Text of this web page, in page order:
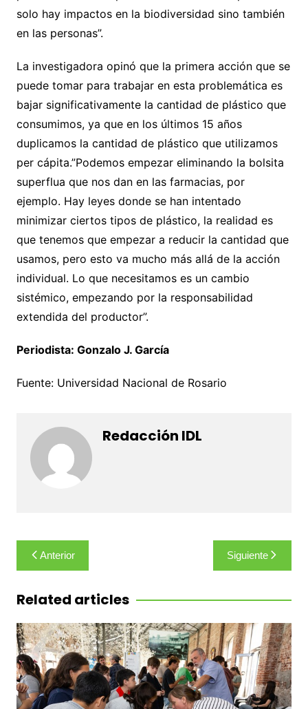
solo hay impactos en la biodiversidad sino también
en las personas”.
La investigadora opinó que la primera acción que se
puede tomar para trabajar en esta problemática es
bajar significativamente la cantidad de plástico que
consumimos, ya que en los últimos 15 años
duplicamos la cantidad de plástico que utilizamos
per cápita.”Podemos empezar eliminando la bolsita
superflua que nos dan en las farmacias, por
ejemplo. Hay leyes donde se han intentado
minimizar ciertos tipos de plástico, la realidad es
que tenemos que empezar a reducir la cantidad que
usamos, pero esto va mucho más allá de la acción
individual. Lo que necesitamos es un cambio
sistémico, empezando por la responsabilidad
extendida del productor”.
Periodista: Gonzalo J. García
Fuente: Universidad Nacional de Rosario
Redacción IDL
Navegación
de
entradas
Anterior Siguiente
Related articles